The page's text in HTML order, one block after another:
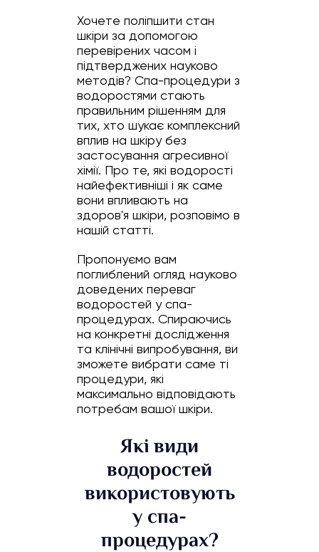
Хочете поліпшити стан
шкіри за допомогою
перевірених часом і
підтверджених науково
методів? Спа-процедури з
водоростями стають
правильним рішенням для
тих, хто шукає комплексний
вплив на шкіру без
застосування агресивної
хімії. Про те, які водорості
найефективніші і як саме
вони впливають на
здоров'я шкіри, розповімо в
нашій статті.
Пропонуємо вам
поглиблений огляд науково
доведених переваг
водоростей у спа-
процедурах. Спираючись
на конкретні дослідження
та клінічні випробування, ви
зможете вибрати саме ті
процедури, які
максимально відповідають
потребам вашої шкіри.
Які види
водоростей
використовують
у спа-
процедурах?